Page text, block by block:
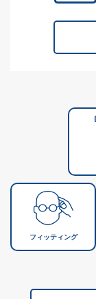
フィッティング